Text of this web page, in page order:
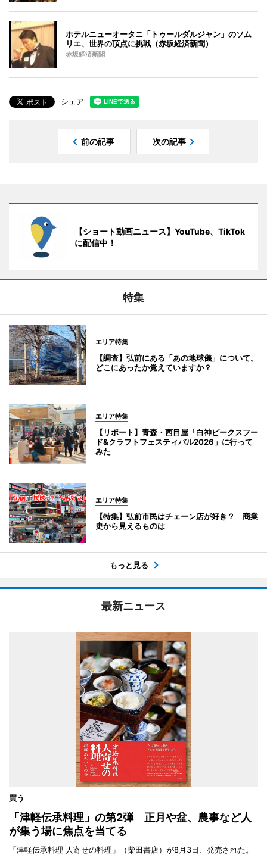
ホテルニューオータニ「トゥールダルジャン」のソム
リエ、世界の頂点に挑戦（赤坂経済新聞）
赤坂経済新聞
シェア
前の記事 次の記事
【ショート動画ニュース】YouTube、TikTok
に配信中！
特集
エリア特集
【調査】弘前にある「あの地球儀」について。
どこにあったか覚えていますか？
エリア特集
【リポート】青森・西目屋「白神ピークスフー
ド&クラフトフェスティバル2026」に行って
みた
エリア特集
【特集】弘前市民はチェーン店が好き？ 商業
史から見えるものは
もっと見る
最新ニュース
買う
「津軽伝承料理」の第2弾 正月や盆、農事など人
が集う場に焦点を当てる
「津軽伝承料理 人寄せの料理」（柴田書店）が8月3日、発売された。